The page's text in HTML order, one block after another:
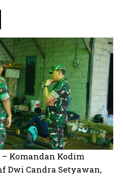
Komandan Kodim
Dwi Candra Setyawan,